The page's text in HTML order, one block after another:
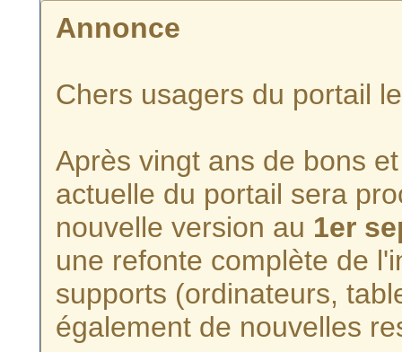
Annonce
Chers usagers du portail
Après vingt ans de bons
actuelle du portail sera
nouvelle version au 1er
une refonte complète de
supports (ordinateurs,
également de nouvelles